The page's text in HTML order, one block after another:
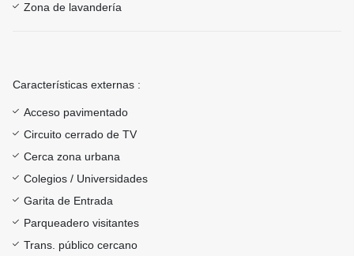
Zona de lavandería
Características externas :
Acceso pavimentado
Circuito cerrado de TV
Cerca zona urbana
Colegios / Universidades
Garita de Entrada
Parqueadero visitantes
Trans. público cercano